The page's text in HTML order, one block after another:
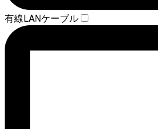
有線LANケーブル